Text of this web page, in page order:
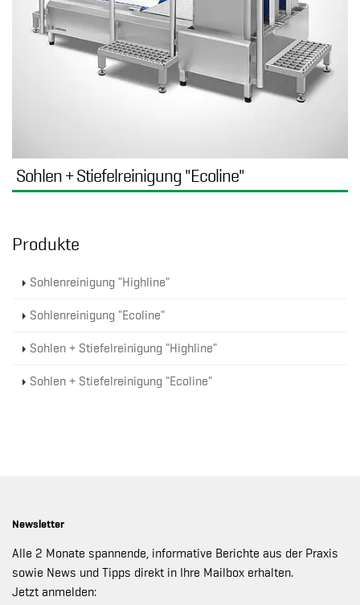
Produkte
Sohlenreinigung "Highline"
Sohlenreinigung "Ecoline"
Sohlen + Stiefelreinigung "Highline"
Sohlen + Stiefelreinigung "Ecoline"
Sohlen + Stiefelreinigung "Ecoline"
Newsletter
Alle 2 Monate spannende, informative Berichte aus der Praxis
sowie News und Tipps direkt in Ihre Mailbox erhalten.
Jetzt anmelden: